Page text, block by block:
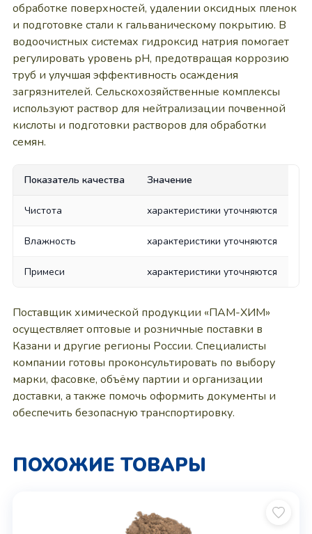
обработке поверхностей, удалении оксидных пленок
и подготовке стали к гальваническому покрытию. В
водоочистных системах гидроксид натрия помогает
регулировать уровень pH, предотвращая коррозию
труб и улучшая эффективность осаждения
загрязнителей. Сельскохозяйственные комплексы
используют раствор для нейтрализации почвенной
кислоты и подготовки растворов для обработки
семян.
Показатель качества Значение
Чистота характеристики уточняются
Влажность характеристики уточняются
Примеси характеристики уточняются
Поставщик химической продукции «ПАМ-ХИМ»
осуществляет оптовые и розничные поставки в
Казани и другие регионы России. Специалисты
компании готовы проконсультировать по выбору
марки, фасовке, объёму партии и организации
доставки, а также помочь оформить документы и
обеспечить безопасную транспортировку.
ПОХОЖИЕ ТОВАРЫ